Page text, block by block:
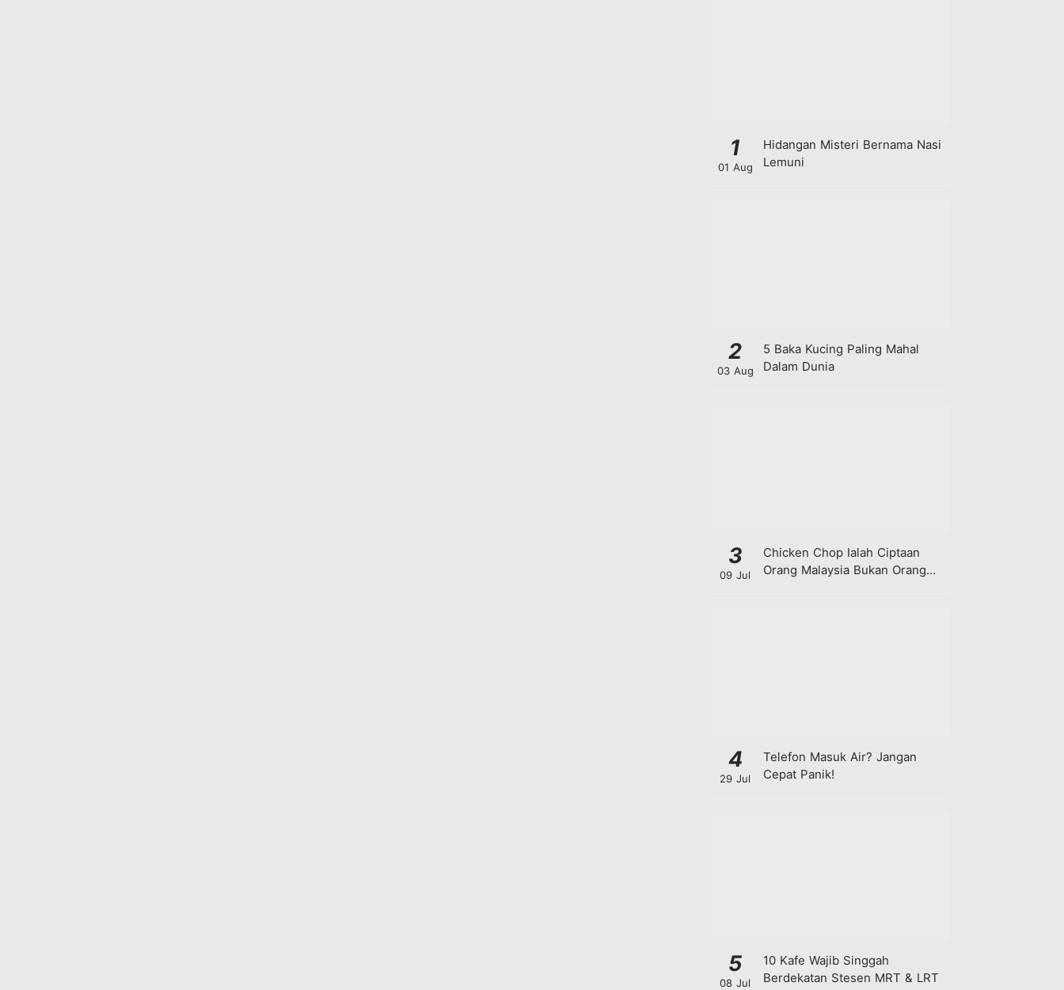
1
01 Aug
Hidangan Misteri Bernama Nasi
Lemuni
2
03 Aug
5 Baka Kucing Paling Mahal
Dalam Dunia
3
09 Jul
Chicken Chop Ialah Ciptaan
Orang Malaysia Bukan Orang
4
29 Jul
Telefon Masuk Air? Jangan
Cepat Panik!
5
08 Jul
10 Kafe Wajib Singgah
Berdekatan Stesen MRT & LRT